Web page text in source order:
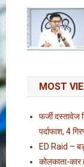
MOST
फर्जी दस्तावेज
पर्दाफाश, 4
ED Raid –
कोलकाता-कार